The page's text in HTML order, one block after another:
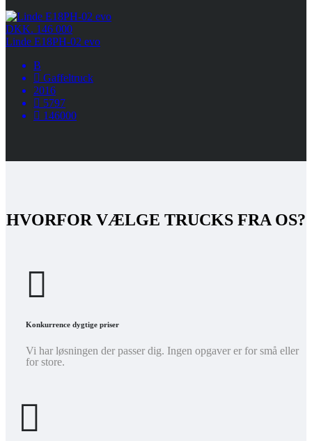
DKK. 146 000
Linde E18PH-02 evo
B
Gaffeltruck
2016
5797
146000
HVORFOR VÆLGE TRUCKS FRA OS?
Konkurrence dygtige priser
Vi har løsningen der passer dig. Ingen opgaver er for små eller
for store.